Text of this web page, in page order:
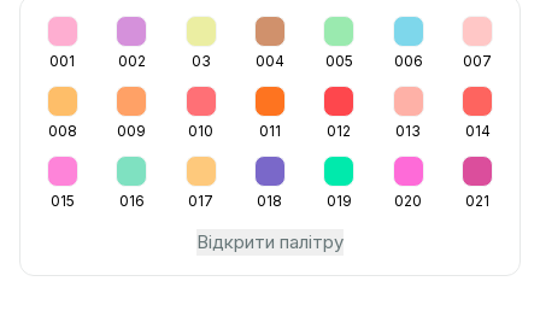
001 002 03 004 005 006 007
008 009 010 011 012 013 014
015 016 017 018 019 020 021
Відкрити палітру